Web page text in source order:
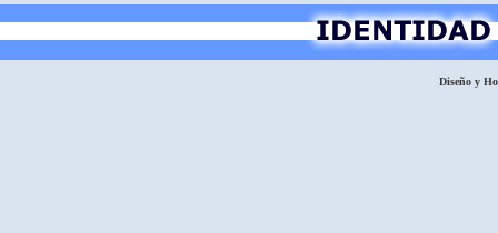
Diseño y